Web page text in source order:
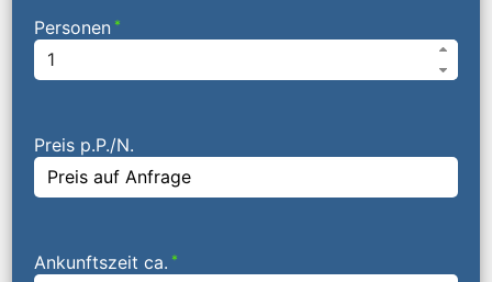
Personen *
Preis p.P./N.
Ankunftszeit ca. *